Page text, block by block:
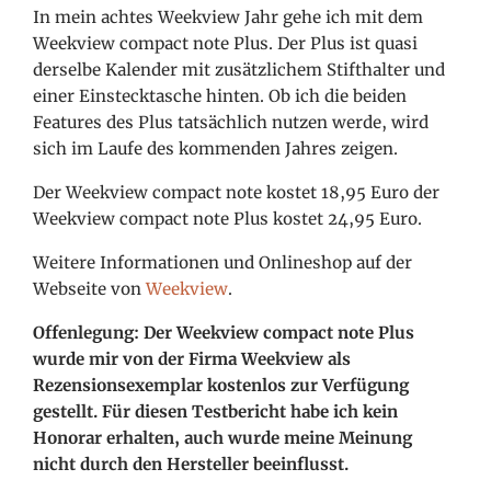
In mein achtes Weekview Jahr gehe ich mit dem
Weekview compact note Plus. Der Plus ist quasi
derselbe Kalender mit zusätzlichem Stifthalter und
einer Einstecktasche hinten. Ob ich die beiden
Features des Plus tatsächlich nutzen werde, wird
sich im Laufe des kommenden Jahres zeigen.
Der Weekview compact note kostet 18,95 Euro der
Weekview compact note Plus kostet 24,95 Euro.
Weitere Informationen und Onlineshop auf der
Webseite vonWeekview.
Offenlegung: Der Weekview compact note Plus
wurde mir von der Firma Weekview als
Rezensionsexemplar kostenlos zur Verfügung
gestellt. Für diesen Testbericht habe ich kein
Honorar erhalten, auch wurde meine Meinung
nicht durch den Hersteller beeinflusst.